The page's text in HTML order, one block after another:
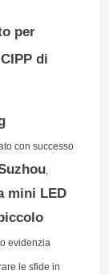
per
di
con successo
,
mini LED
evidenzia
le sfide in